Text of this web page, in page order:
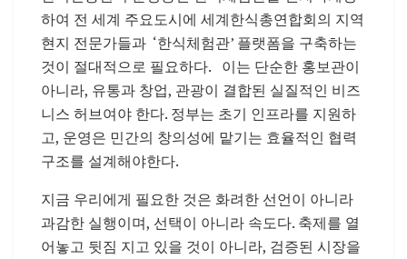
하여 전 세계 주요도시에 세계한식총연합회의 지역
현지 전문가들과 ‘한식체험관’ 플랫폼을 구축하는
것이 절대적으로 필요하다. 이는 단순한 홍보관이
아니라, 유통과 창업, 관광이 결합된 실질적인 비즈
니스 허브여야 한다. 정부는 초기 인프라를 지원하
고, 운영은 민간의 창의성에 맡기는 효율적인 협력
구조를 설계해야한다.
지금 우리에게 필요한 것은 화려한 선언이 아니라
과감한 실행이며, 선택이 아니라 속도다. 축제를 열
어놓고 뒷짐 지고 있을 것이 아니라, 검증된 시장을